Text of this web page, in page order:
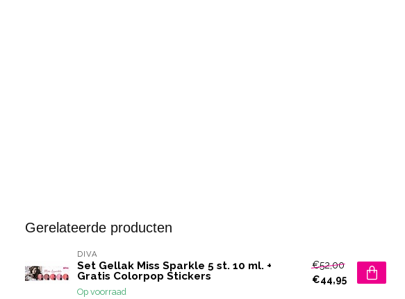
Gerelateerde producten
DIVA
Set Gellak Miss Sparkle 5 st. 10 ml. +
Gratis Colorpop Stickers
Op voorraad
€52,00
€44,95